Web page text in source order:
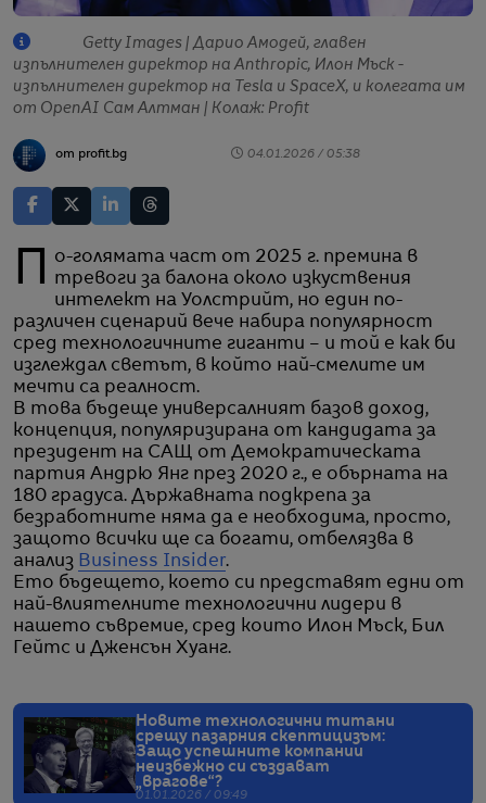
Getty Images | Дарио Амодей, главен
изпълнителен директор на Anthropic, Илон Мъск -
изпълнителен директор на Tesla и SpaceX, и колегата им
от ОpenAI Сам Алтман | Колаж: Profit
от profit.bg 04.01.2026 / 05:38
По-голямата част от 2025 г. премина в
тревоги за балона около изкуствения
интелект на Уолстрийт, но един по-
различен сценарий вече набира популярност
сред технологичните гиганти – и той е как би
изглеждал светът, в който най-смелите им
мечти са реалност.
В това бъдеще универсалният базов доход,
концепция, популяризирана от кандидата за
президент на САЩ от Демократическата
партия Андрю Янг през 2020 г., е обърната на
180 градуса. Държавната подкрепа за
безработните няма да е необходима, просто,
защото всички ще са богати, отбелязва в
анализ Business Insider.
Ето бъдещето, което си представят едни от
най-влиятелните технологични лидери в
нашето съвремие, сред които Илон Мъск, Бил
Гейтс и Дженсън Хуанг.
Новите технологични титани
срещу пазарния скептицизъм:
Защо успешните компании
неизбежно си създават
„врагове“?
01.01.2026 / 09:49